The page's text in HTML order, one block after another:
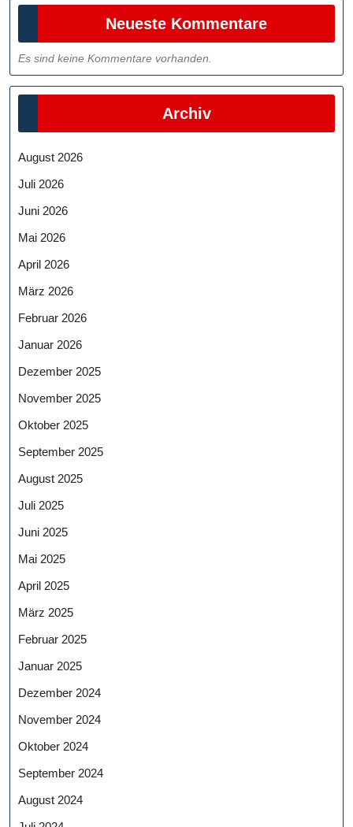
Neueste Kommentare
Es sind keine Kommentare vorhanden.
Archiv
August 2026
Juli 2026
Juni 2026
Mai 2026
April 2026
März 2026
Februar 2026
Januar 2026
Dezember 2025
November 2025
Oktober 2025
September 2025
August 2025
Juli 2025
Juni 2025
Mai 2025
April 2025
März 2025
Februar 2025
Januar 2025
Dezember 2024
November 2024
Oktober 2024
September 2024
August 2024